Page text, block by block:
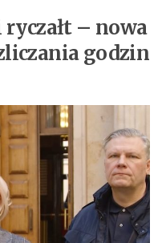
– nowa
godzin